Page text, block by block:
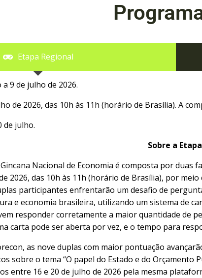
Etapa Regional
a 9 de julho de 2026.
de 2026, das 10h às 11h (horário de Brasília). A
de julho.
Sobre a
Nacional de Economia é composta por
2026, das 10h às 11h (horário de Brasília), por
participantes enfrentarão um desafio de
e economia brasileira, utilizando um sistema de
responder corretamente a maior quantidade de
carta pode ser aberta por vez, e o tempo para
as nove duplas com maior pontuação
sobre o tema “O papel do Estado e do Orçamento
entre 16 e 20 de julho de 2026 pela mesma